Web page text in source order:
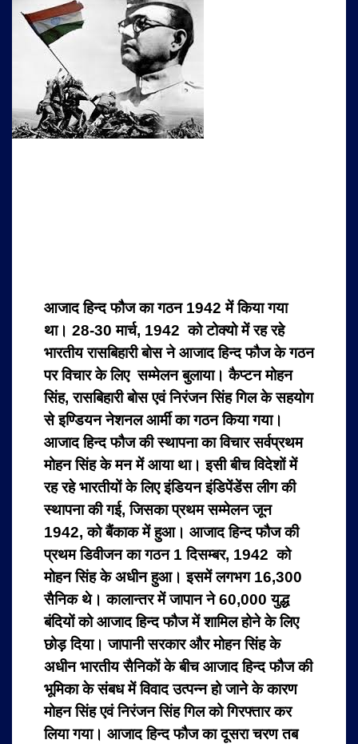
आजाद हिन्द फौज का गठन 1942 में किया गया
था। 28-30 मार्च, 1942 को टोक्यो में रह रहे
भारतीय रासबिहारी बोस ने आजाद हिन्द फौज के गठन
पर विचार के लिए सम्मेलन बुलाया। कैप्टन मोहन
सिंह, रासबिहारी बोस एवं निरंजन सिंह गिल के सहयोग
से इण्डियन नेशनल आर्मी का गठन किया गया।
आजाद हिन्द फौज की स्थापना का विचार सर्वप्रथम
मोहन सिंह के मन में आया था। इसी बीच विदेशों में
रह रहे भारतीयों के लिए इंडियन इंडिपेंडेंस लीग की
स्थापना की गई, जिसका प्रथम सम्मेलन जून
1942, को बैंकाक में हुआ। आजाद हिन्द फौज की
प्रथम डिवीजन का गठन 1 दिसम्बर, 1942 को
मोहन सिंह के अधीन हुआ। इसमें लगभग 16,300
सैनिक थे। कालान्तर में जापान ने 60,000 युद्ध
बंदियों को आजाद हिन्द फौज में शामिल होने के लिए
छोड़ दिया। जापानी सरकार और मोहन सिंह के
अधीन भारतीय सैनिकों के बीच आजाद हिन्द फौज की
भूमिका के संबध में विवाद उत्पन्न हो जाने के कारण
मोहन सिंह एवं निरंजन सिंह गिल को गिरफ्तार कर
लिया गया। आजाद हिन्द फौज का दूसरा चरण तब